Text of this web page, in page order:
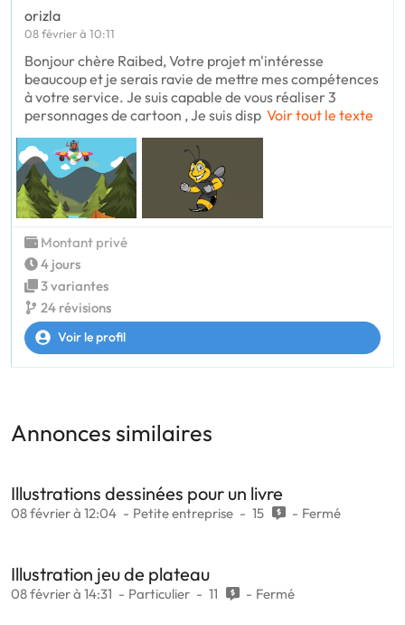
orizla
08 février à 10:11
Bonjour chère Raibed, Votre projet m'intéresse
beaucoup et je serais ravie de mettre mes compétences
à votre service. Je suis capable de vous réaliser 3
personnages de cartoon , Je suis disp Voir tout le texte
Montant privé
4 jours
3 variantes
24 révisions
Voir le profil
Annonces similaires
Illustrations dessinées pour un livre
08 février à 12:04 Petite entreprise 15 Fermé
Illustration jeu de plateau
08 février à 14:31 Particulier 11 Fermé